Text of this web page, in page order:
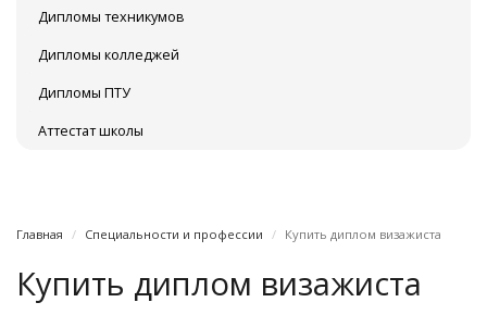
Дипломы техникумов
Дипломы колледжей
Дипломы ПТУ
Аттестат школы
Главная Специальности и профессии Купить диплом визажиста
Купить диплом визажиста